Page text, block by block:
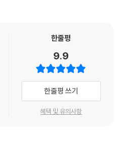
한줄평
9.9
한줄평 쓰기
혜택 및 유의사항